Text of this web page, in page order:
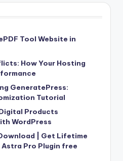
Tool Website in
How Your Hosting
GeneratePress:
Tutorial
Products
WordPress
| Get Lifetime
Pro Plugin free